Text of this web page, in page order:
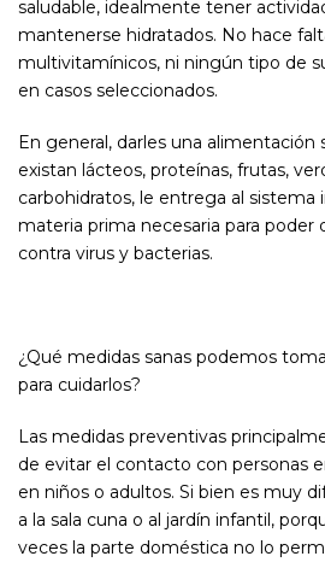
saludable, idealmente tener
mantenerse hidratados. No hace
multivitamínicos, ni ningún tipo de
en casos seleccionados.
En general, darles una alimentación
existan lácteos, proteínas, frutas,
carbohidratos, le entrega al sistema
materia prima necesaria para poder
contra virus y bacterias.
¿Qué medidas sanas podemos
para cuidarlos?
Las medidas preventivas
de evitar el contacto con personas
en niños o adultos. Si bien es muy
a la sala cuna o al jardín infantil,
veces la parte doméstica no lo